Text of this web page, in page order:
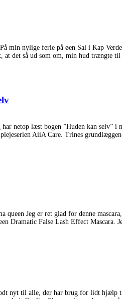
min nylige ferie på øen Sal i Kap
at det så ud som om, min hud trængte
har netop læst bogen ”Huden kan selv”
AiiA Care. Trines
queen Jeg er ret glad for denne
Dramatic False Lash Effect Mascara.
nyt til alle, der har brug for lidt hjælp